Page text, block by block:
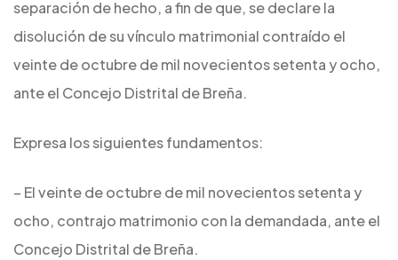
separación de hecho, a fin de que, se declare la
disolución de su vínculo matrimonial contraído el
veinte de octubre de mil novecientos setenta y ocho,
ante el Concejo Distrital de Breña.
Expresa los siguientes fundamentos:
– El veinte de octubre de mil novecientos setenta y
ocho, contrajo matrimonio con la demandada, ante el
Concejo Distrital de Breña.